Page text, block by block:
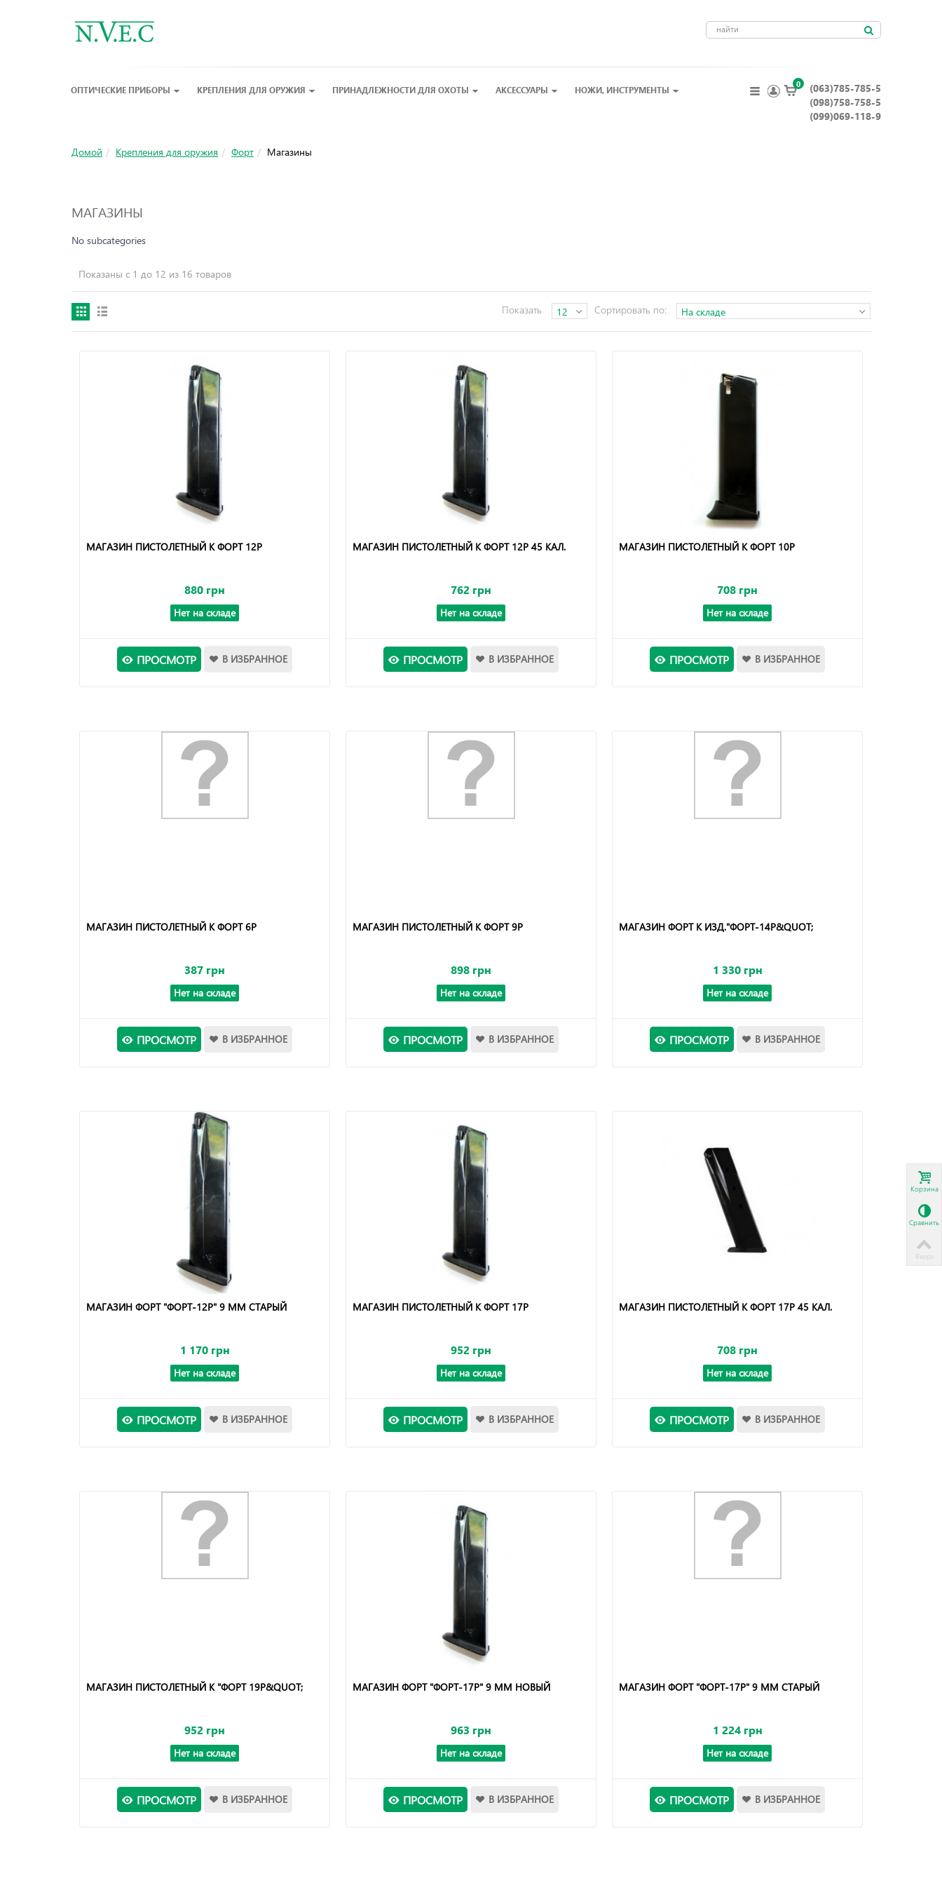
ОПТИЧЕСКИЕ ПРИБОРЫ КРЕПЛЕНИЯ ДЛЯ ОРУЖИЯ ПРИНАДЛЕЖНОСТИ ДЛЯ ОХОТЫ АКСЕССУАРЫ НОЖИ, ИНСТРУМЕНТЫ
0
(063)785-785-5
(098)758-758-5
(099)069-118-9
Домой Крепления для оружия Форт Магазины
МАГАЗИНЫ
No subcategories
Показаны с 1 до 12 из 16 товаров
Сортировать по: На складе
Показать 12
МАГАЗИН ПИСТОЛЕТНЫЙ К ФОРТ 12Р
880 грн
Нет на складе
ПРОСМОТР В ИЗБРАННОЕ
МАГАЗИН ПИСТОЛЕТНЫЙ К ФОРТ 12Р 45 КАЛ.
762 грн
Нет на складе
ПРОСМОТР В ИЗБРАННОЕ
МАГАЗИН ПИСТОЛЕТНЫЙ К ФОРТ 10Р
708 грн
Нет на складе
ПРОСМОТР В ИЗБРАННОЕ
МАГАЗИН ПИСТОЛЕТНЫЙ К ФОРТ 6Р
387 грн
Нет на складе
ПРОСМОТР В ИЗБРАННОЕ
МАГАЗИН ПИСТОЛЕТНЫЙ К ФОРТ 9Р
898 грн
Нет на складе
ПРОСМОТР В ИЗБРАННОЕ
МАГАЗИН ФОРТ К ИЗД."ФОРТ-14Р&QUOT;
1 330 грн
Нет на складе
ПРОСМОТР В ИЗБРАННОЕ
МАГАЗИН ФОРТ "ФОРТ-12Р" 9 ММ СТАРЫЙ
1 170 грн
Нет на складе
ПРОСМОТР В ИЗБРАННОЕ
МАГАЗИН ПИСТОЛЕТНЫЙ К ФОРТ 17Р
952 грн
Нет на складе
ПРОСМОТР В ИЗБРАННОЕ
МАГАЗИН ПИСТОЛЕТНЫЙ К ФОРТ 17Р 45 КАЛ.
708 грн
Нет на складе
ПРОСМОТР В ИЗБРАННОЕ
МАГАЗИН ПИСТОЛЕТНЫЙ К "ФОРТ 19Р&QUOT;
952 грн
Нет на складе
ПРОСМОТР В ИЗБРАННОЕ
МАГАЗИН ФОРТ "ФОРТ-17Р" 9 ММ НОВЫЙ
963 грн
Нет на складе
ПРОСМОТР В ИЗБРАННОЕ
МАГАЗИН ФОРТ "ФОРТ-17Р" 9 ММ СТАРЫЙ
1 224 грн
Нет на складе
ПРОСМОТР В ИЗБРАННОЕ
Корзина
Сравнить
Вверх